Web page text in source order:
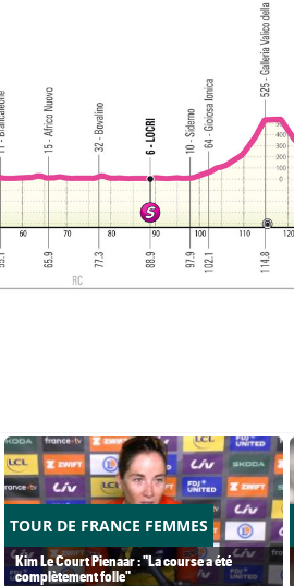
TOUR DE FRANCE FEMMES
Kim Le Court Pienaar : "La course a été
complètement folle"